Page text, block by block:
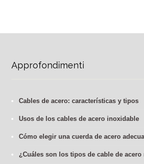
Approfondimenti
Cables de acero: características y tipos
Usos de los cables de acero inoxidable
Cómo elegir una cuerda de acero
¿Cuáles son los tipos de cable de